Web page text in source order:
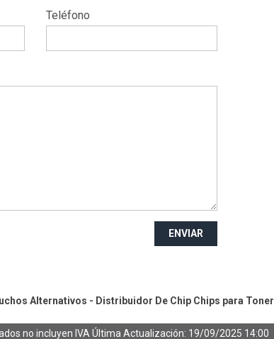
Teléfono
ENVIAR
Alternativos - Distribuidor De Chip Chips para Toner
no incluyen IVA Última Actualización: 19/09/2025 14:00